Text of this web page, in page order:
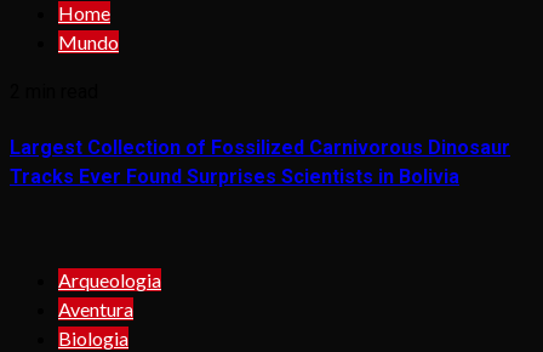
Home
Mundo
Largest Collection of Fossilized Carnivorous Dinosaur
Tracks Ever Found Surprises Scientists in Bolivia
Arqueologia
Aventura
Biologia